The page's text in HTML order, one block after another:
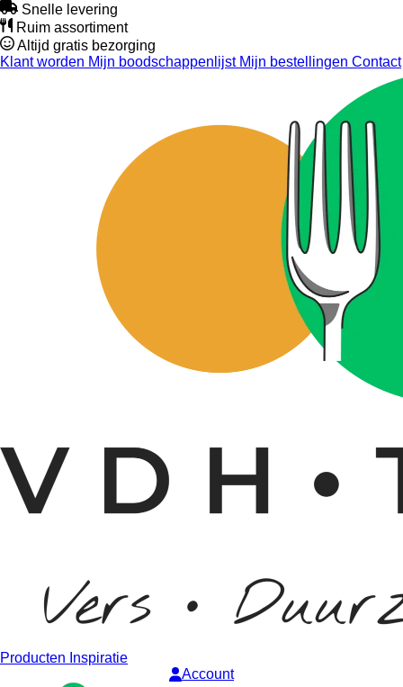
Snelle levering
Ruim assortiment
Altijd gratis bezorging
Klant worden Mijn boodschappenlijstMijn bestellingen Contact
Producten Inspiratie
Account